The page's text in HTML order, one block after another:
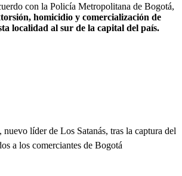
con la Policía Metropolitana de Bogotá,
homicidio y comercialización de
localidad al sur de la capital del país.
líder de Los Satanás, tras la captura del
a los comerciantes de Bogotá